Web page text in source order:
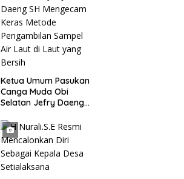
Ketua Umum Pasukan
Canga Muda Obi
Selatan Jefry Daeng
Metode Pengambilan
Sampel Air Laut di
Laut yang Bersih